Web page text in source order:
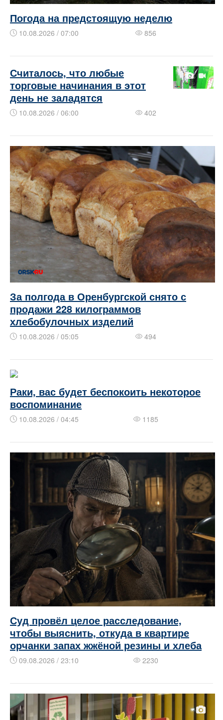
Погода на предстоящую неделю
10.08.2026 / 07:00 856
​​​​Считалось, что любые
торговые начинания в этот
день не заладятся
10.08.2026 / 06:00 402
За полгода в Оренбургской снято с
продажи 228 килограммов
хлебобулочных изделий
10.08.2026 / 05:05 494
Раки, вас будет беспокоить некоторое
воспоминание
10.08.2026 / 04:45 1185
Суд провёл целое расследование,
чтобы выяснить, откуда в квартире
орчанки запах жжёной резины и хлеба
09.08.2026 / 23:10 2230